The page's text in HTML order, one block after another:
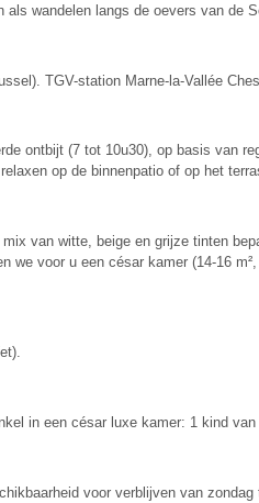
als wandelen langs de oevers van de
TGV-station Marne-la-Vallée
ontbijt (7 tot 10u30), op basis van
op de binnenpatio of op het
van witte, beige en grijze tinten
we voor u een césar kamer (14-16
in een césar luxe kamer: 1 kind
voor verblijven van